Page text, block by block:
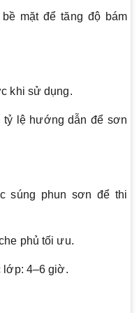
mặt để tăng độ bám
khi sử dụng.
tỷ lệ hướng dẫn để sơn
súng phun sơn để thi
phủ tối ưu.
lớp: 4–6 giờ.